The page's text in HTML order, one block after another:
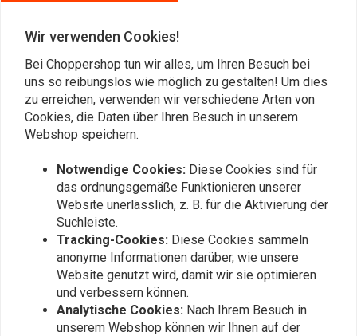
Produkt wird separat verkauft.
Bewertungen
(3 reviews)
Callens franky
Alles naar wens.
beugeltje
service van
Wir verwenden Cookies!
Bei Choppershop tun wir alles, um Ihren Besuch bei
uns so reibungslos wie möglich zu gestalten! Um dies
zu erreichen, verwenden wir verschiedene Arten von
Cookies, die Daten über Ihren Besuch in unserem
Webshop speichern.
Notwendige Cookies: Diese Cookies sind für
das ordnungsgemäße Funktionieren unserer
Website unerlässlich, z. B. für die Aktivierung der
Suchleiste.
Tracking-Cookies: Diese Cookies sammeln
anonyme Informationen darüber, wie unsere
Website genutzt wird, damit wir sie optimieren
und verbessern können.
Analytische Cookies: Nach Ihrem Besuch in
unserem Webshop können wir Ihnen auf der